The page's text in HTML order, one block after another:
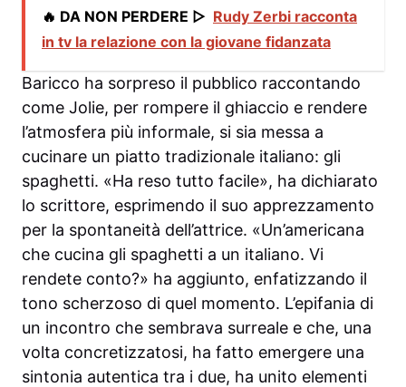
🔥 DA NON PERDERE ▷ Rudy Zerbi racconta
in tv la relazione con la giovane fidanzata
Baricco ha sorpreso il pubblico raccontando
come Jolie, per rompere il ghiaccio e rendere
l’atmosfera più informale, si sia messa a
cucinare un piatto tradizionale italiano: gli
spaghetti. «Ha reso tutto facile», ha dichiarato
lo scrittore, esprimendo il suo apprezzamento
per la spontaneità dell’attrice. «Un’americana
che cucina gli spaghetti a un italiano. Vi
rendete conto?» ha aggiunto, enfatizzando il
tono scherzoso di quel momento. L’epifania di
un incontro che sembrava surreale e che, una
volta concretizzatosi, ha fatto emergere una
sintonia autentica tra i due, ha unito elementi